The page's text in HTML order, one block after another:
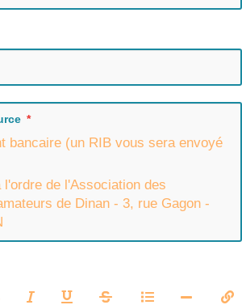
bancaire (un RIB vous sera envoyé
l'ordre de l'Association des
de Dinan - 3, rue Gagon -